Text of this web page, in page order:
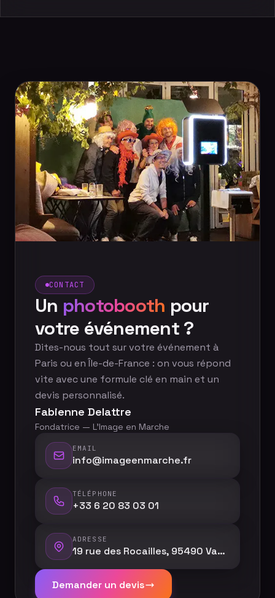
CONTACT
Un photobooth pour
votre événement ?
Dites-nous tout sur votre événement à
Paris ou en Île-de-France : on vous répond
vite avec une formule clé en main et un
devis personnalisé.
Fabienne Delattre
Fondatrice — L'Image en Marche
EMAIL
info@imageenmarche.fr
TÉLÉPHONE
+33 6 20 83 03 01
ADRESSE
19 rue des Rocailles, 95490 Vauréal
Demander un devis